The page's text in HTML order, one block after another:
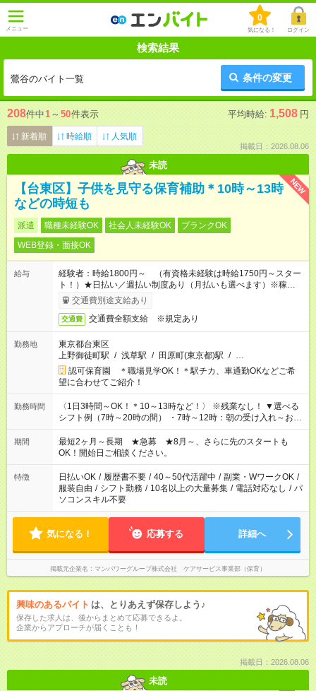
メニュー
0
気になる！ ログイン
検索結果
鶯谷のバイト一覧 条件の変更
208件中1 ～ 50件表示 平均時給: 1,508 円
新着順 時給順 人気順
掲載日：2026.08.06
未読
NEW
【台東区】子供を見守る保育補助＊10時～13時
などの時短も
派遣 職種未経験OK 社会人未経験OK
ブランクOK
WEB登録・面接OK
給与
経験者：時給1800円～ （有資格未経験は時給1750円～スター
ト！）★日払い／週払い制度あり（月払いも選べます）※稼働開
始時は手続き完了次第のお支払いとなります★フルタイムできる
方は100円アップ！
交通費別途支給あり
交通費 交通費全額支給 ※規定あり
勤務地
東京都台東区
上野御徒町駅 / 浅草駅 / 田原町(東京都)駅 / …
認可保育園 ＊職場見学OK！＊駅チカ、車通勤OKなどご希
望に合わせてご紹介！
勤務時間
〈1日3時間～OK！＊10～13時など！〉 ※残業なし！ ▼選べる
シフト例（7時～20時の間） ・7時～12時：朝の受け入れ～お昼
の準備 ・10時～13時：園児の見守り～お昼の補助 ・9時～16
時：帰りの会まで！子供の成長を見守る ・15時～20時：夜のお
迎えサポート
期間
最短2ヶ月～長期 ★急募 ★8月～、さらに先のスタートも
OK！開始日ご相談ください。
特徴 日払いOK / 履歴書不要 / 40～50代活躍中 / 副業・WワークOK /
服装自由 / シフト勤務 / 10名以上の大量募集 / 電話対応なし / パ
ソコンスキル不要
気になる！ 応募する 詳細へ
掲載元企業名 マンパワーグループ株式会社 ケアサービス事業部（保育）
興味のあるバイト は、とりあえず保存しよう♪
保存した求人は、後からまとめて応募できるよ。
企業からアプローチが届くことも！
掲載日：2026.08.06
未読